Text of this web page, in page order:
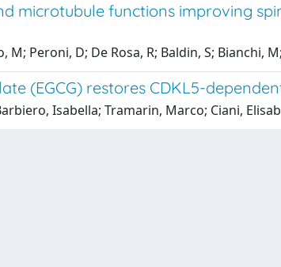
microtubule functions improving
Peroni, D; De Rosa, R; Baldin, S; Bianchi,
(EGCG) restores CDKL5-
Isabella; Tramarin, Marco; Ciani,